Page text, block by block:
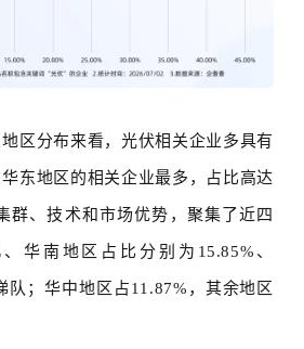
区分布来看，光伏相关企业多具有
华东地区的相关企业最多， 占比高达
群、技术和市场优势，聚集了近四
华南地区占比分别为15.85%、
队；华中地区占11.87%， 其余地区